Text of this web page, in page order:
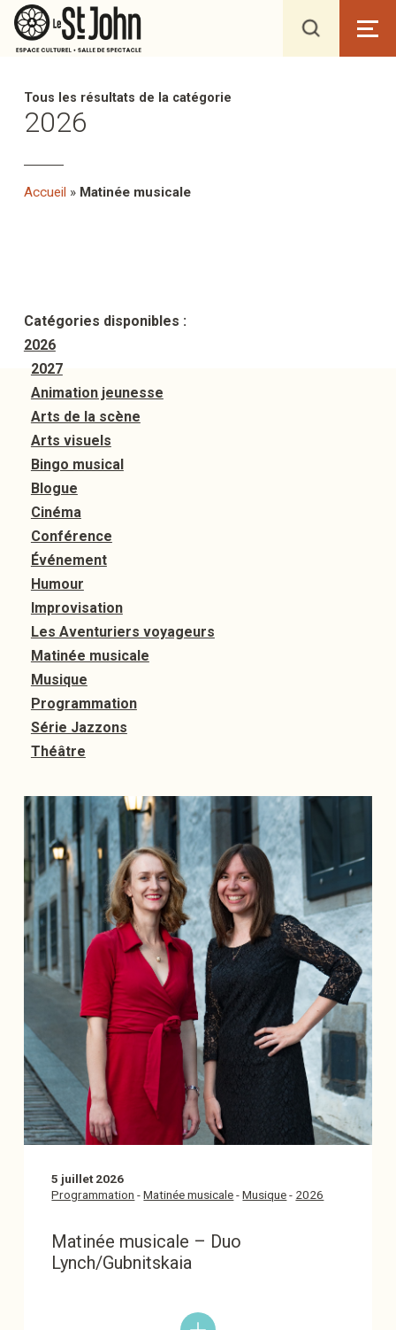
Tous les résultats de la catégorie
2026
Accueil » Matinée musicale
Catégories disponibles :
2026
2027
Animation jeunesse
Arts de la scène
Arts visuels
Bingo musical
Blogue
Cinéma
Conférence
Événement
Humour
Improvisation
Les Aventuriers voyageurs
Matinée musicale
Musique
Programmation
Série Jazzons
Théâtre
5 juillet 2026
Programmation -Matinée musicale-Musique- 2026
Matinée musicale – Duo
Lynch/Gubnitskaia